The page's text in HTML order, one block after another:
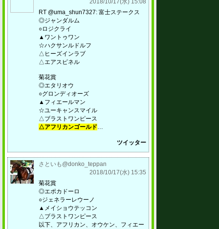
2018/10/17(水) 15:08
RT @uma_shun7327: 富士ステークス
◎ジャンダルム
○ロジクライ
▲ワントゥワン
☆ハクサンルドルフ
△ヒーズインラブ
△エアスピネル
菊花賞
◎エタリオウ
○グロンディオーズ
▲フィエールマン
☆ユーキャンスマイル
△ブラストワンピース
△アフリカンゴールド…
ツイッター
さといも@donko_teppan
2018/10/17(水) 15:35
菊花賞
◎エポカドーロ
○ジェネラーレウーノ
▲メイショウテッコン
△ブラストワンピース
以下、アフリカン、オウケン、フィエー